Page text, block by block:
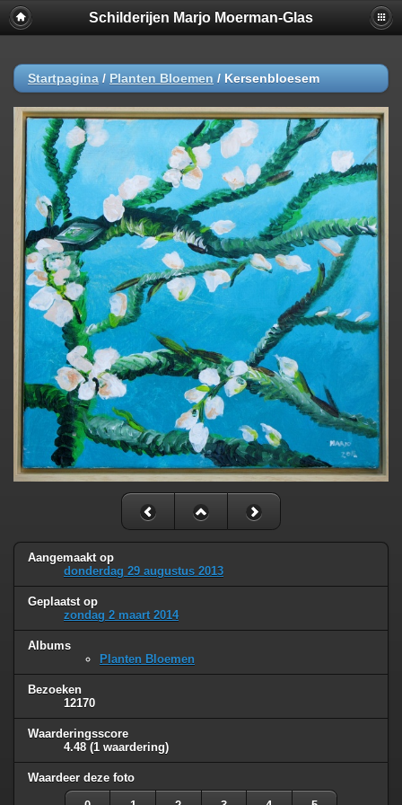
Schilderijen Marjo Moerman-Glas
Startpagina / Planten Bloemen / Kersenbloesem
Aangemaakt op
donderdag 29 augustus 2013
Geplaatst op
zondag 2 maart 2014
Albums
Planten Bloemen
Bezoeken
12170
Waarderingsscore
4.48 (1 waardering)
Waardeer deze foto